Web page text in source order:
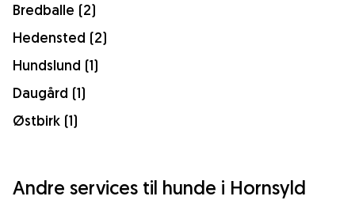
Bredballe (2)
Hedensted (2)
Hundslund (1)
Daugård (1)
Østbirk (1)
Andre services til hunde i Hornsyld